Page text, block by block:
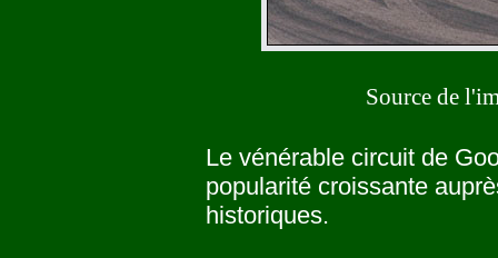
Source de
Le vénérable circuit de
popularité croissante
historiques.